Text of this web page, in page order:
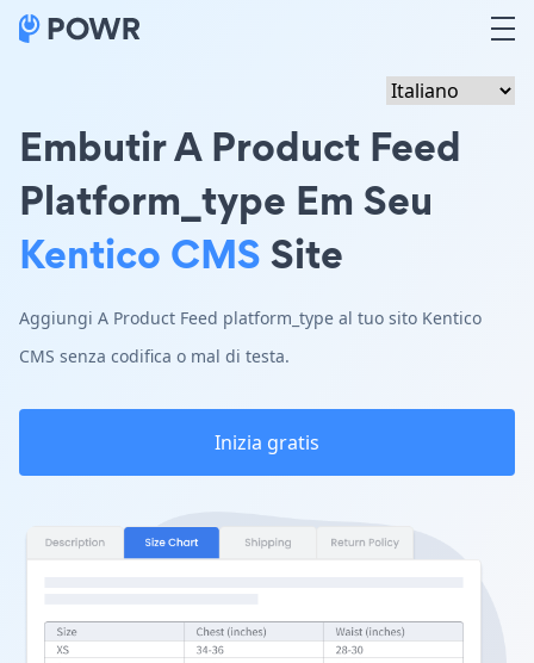
Embutir A Product Feed
Platform_type Em Seu
Kentico CMSSite
Aggiungi A Product Feed platform_type al tuo sito Kentico
CMS senza codifica o mal di testa.
Inizia gratis